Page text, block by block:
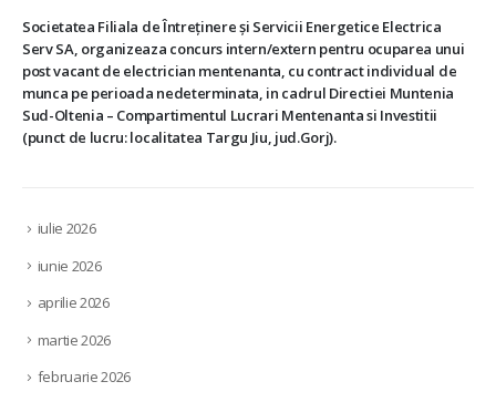
Societatea Filiala de Întreţinere şi Servicii Energetice Electrica
Serv SA, organizeaza concurs intern/extern pentru ocuparea unui
post vacant de electrician mentenanta, cu contract individual de
munca pe perioada nedeterminata, in cadrul Directiei Muntenia
Sud-Oltenia – Compartimentul Lucrari Mentenanta si Investitii
(punct de lucru: localitatea Targu Jiu, jud.Gorj).
iulie 2026
iunie 2026
aprilie 2026
martie 2026
februarie 2026